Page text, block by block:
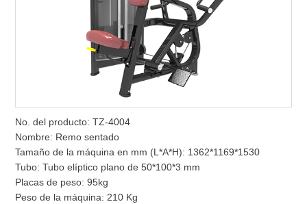
No. del producto: TZ-4004
Nombre: Remo sentado
Tamaño de la máquina en mm (L*A*H): 1362*1169*1530
Tubo: Tubo elíptico plano de 50*100*3 mm
Placas de peso: 95kg
Peso de la máquina: 210 Kg